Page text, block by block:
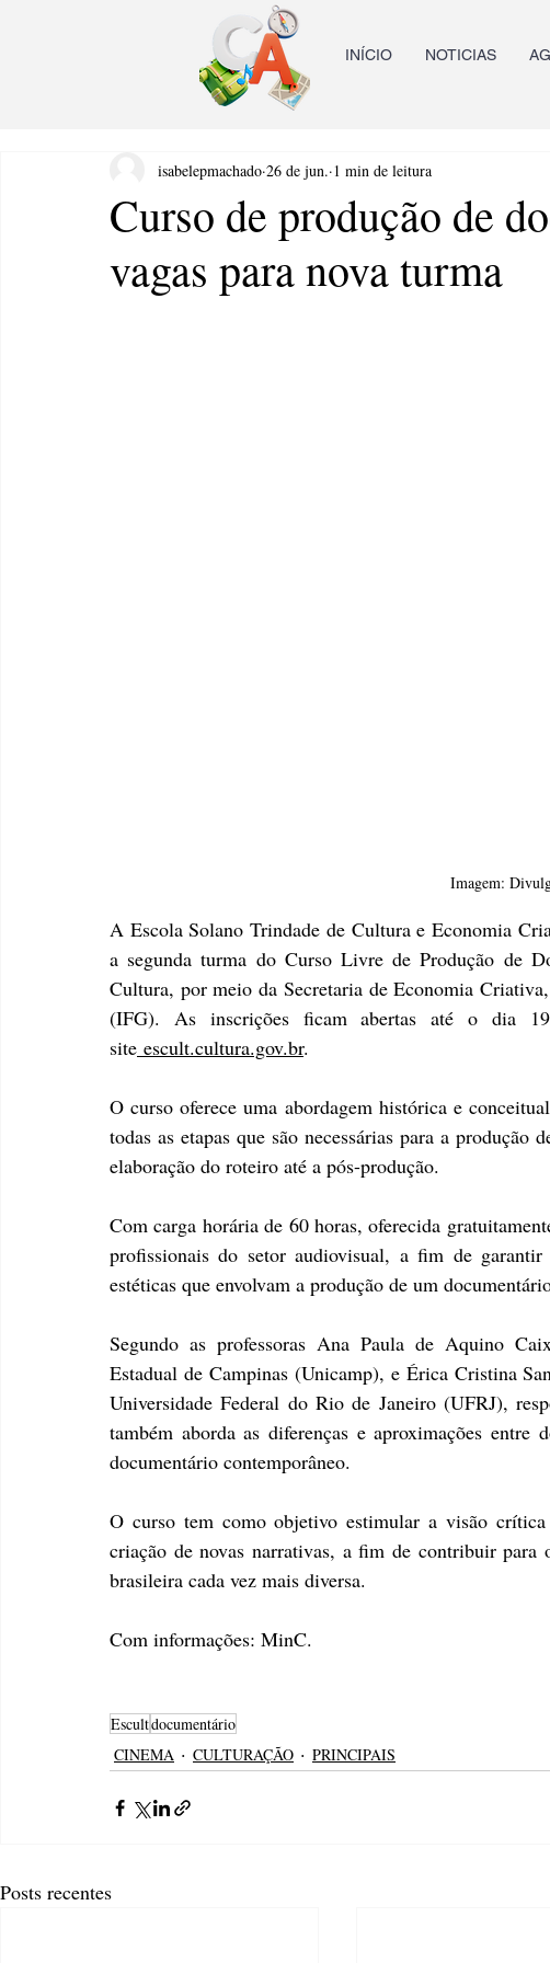
INÍCIO NOTICIAS
Curso de produção de
vagas para nova turma
isabelepmachado 26 de jun. 1 min de leitura
Imagem:
A Escola Solano Trindade de Cultura e Economia
a segunda turma do Curso Livre de Produção de
Cultura, por meio da Secretaria de Economia
(IFG). As inscrições ficam abertas até o dia
site escult.cultura.gov.br.
O curso oferece uma abordagem histórica e
todas as etapas que são necessárias para a
elaboração do roteiro até a pós-produção.
Com carga horária de 60 horas, oferecida
profissionais do setor audiovisual, a fim de
estéticas que envolvam a produção de um
Segundo as professoras Ana Paula de Aquino
Estadual de Campinas (Unicamp), e Érica Cristina
Universidade Federal do Rio de Janeiro (UFRJ),
também aborda as diferenças e aproximações
documentário contemporâneo.
O curso tem como objetivo estimular a visão
criação de novas narrativas, a fim de contribuir para
brasileira cada vez mais diversa.
Com informações: MinC.
Escultdocumentário
CINEMA
CULTURAÇÃO PRINCIPAIS
Posts recentes